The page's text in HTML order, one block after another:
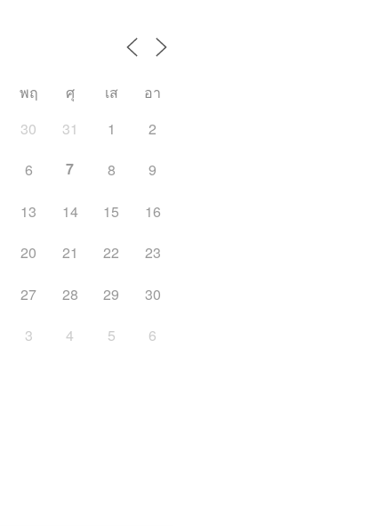
พฤ ศุ เส
อา
30 31 1 2
6 7 8 9
13 14 15 16
20 21 22 23
27 28 29 30
3 4 5 6